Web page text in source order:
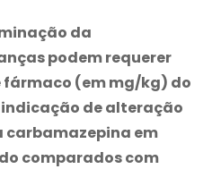
da
podem requerer
fármaco (em mg/kg) do
indicação de alteração
carbamazepina em
comparados com